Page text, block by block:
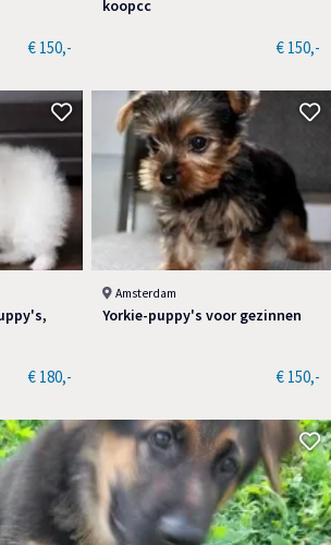
€ 150,-
koopcc
€ 150,-
€ 180,-
Amsterdam
Yorkie-puppy's voor gezinnen
€ 150,-